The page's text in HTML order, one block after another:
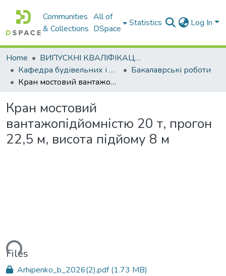
Communities
& Collections
All of
DSpace
Statistics Log In
Home
ВИПУСКНІ КВАЛІФІКАЦІЙНІ РОБОТИ
Кафедра будівельних і дорожніх машин
Бакалаврські роботи
Кран мостовий вантажопідйомністю 20 т, прогон 22,5 м, висота підйому 8 м
Кран мостовий
вантажопідйомністю 20 т, прогон
22,5 м, висота підйому 8 м
Files
Arhipenko_b_2026(2).pdf(1.73 MB)